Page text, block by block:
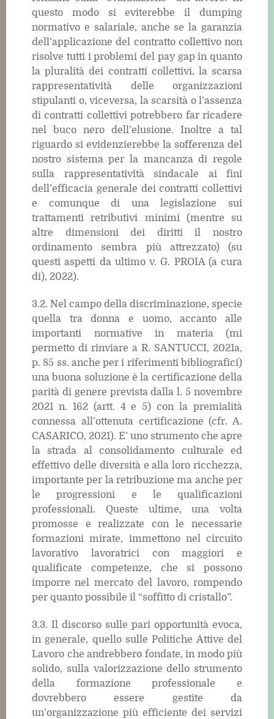
questo modo si eviterebbe il dumping
normativo e salariale, anche se la garanzia
dell’applicazione del contratto collettivo non
risolve tutti i problemi del pay gap in quanto
la pluralità dei contratti collettivi, la scarsa
rappresentatività delle organizzazioni
stipulanti o, viceversa, la scarsità o l’assenza
di contratti collettivi potrebbero far ricadere
nel buco nero dell’elusione. Inoltre a tal
riguardo si evidenzierebbe la sofferenza del
nostro sistema per la mancanza di regole
sulla rappresentatività sindacale ai fini
dell’efficacia generale dei contratti collettivi
e comunque di una legislazione sui
trattamenti retributivi minimi (mentre su
altre dimensioni dei diritti il nostro
ordinamento sembra più attrezzato) (su
questi aspetti da ultimo v. G. PROIA (a cura
di), 2022).
3.2. Nel campo della discriminazione, specie
quella tra donna e uomo, accanto alle
importanti normative in materia (mi
permetto di rinviare a R. SANTUCCI, 2021a,
p. 85 ss. anche per i riferimenti bibliografici)
una buona soluzione è la certificazione della
parità di genere prevista dalla l. 5 novembre
2021 n. 162 (artt. 4 e 5) con la premialità
connessa all’ottenuta certificazione (cfr. A.
CASARICO, 2021). E’ uno strumento che apre
la strada al consolidamento culturale ed
effettivo delle diversità e alla loro ricchezza,
importante per la retribuzione ma anche per
le progressioni e le qualificazioni
professionali. Queste ultime, una volta
promosse e realizzate con le necessarie
formazioni mirate, immettono nel circuito
lavorativo lavoratrici con maggiori e
qualificate competenze, che si possono
imporre nel mercato del lavoro, rompendo
per quanto possibile il “soffitto di cristallo”.
3.3. Il discorso sulle pari opportunità evoca,
in generale, quello sulle Politiche Attive del
Lavoro che andrebbero fondate, in modo più
solido, sulla valorizzazione dello strumento
della formazione professionale e
dovrebbero essere gestite da
un’organizzazione più efficiente dei servizi